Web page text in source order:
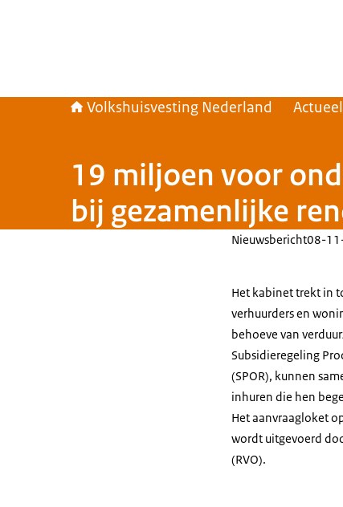
Volkshuisvesting Nederland Actueel
19 miljoen voor
bij gezamenlijke
Nieuwsbericht08-
Het kabinet trekt in
verhuurders en
behoeve van
Subsidieregeling
(SPOR), kunnen
inhuren die hen
Het aanvraagloket
wordt uitgevoerd
(RVO).